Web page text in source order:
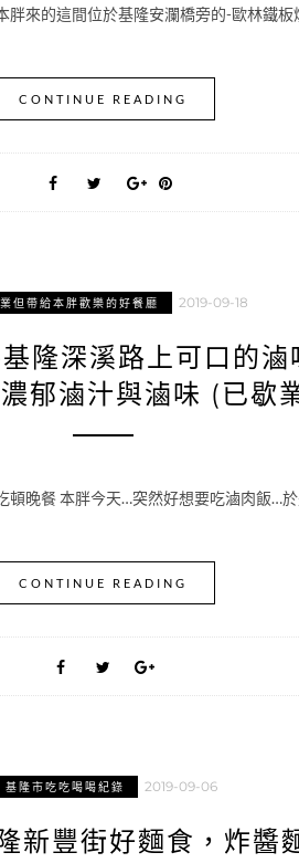
胖來的這間位於基隆安瀾橋旁的-歐林鐵
CONTINUE READING
但帶給本胖歡樂的好餐廳 2019-09-18
隆深溪路上可口的
郁滷汁與滷味 (已歇
頓晚餐 本胖今天…突然好想要吃滷肉飯…
CONTINUE READING
基隆市吃吃喝喝紀錄 2019-09-06
新豐街好麵食，炸醬